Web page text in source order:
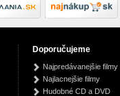
Phantom
Jo Nesbo
€ 7.12
Minor
Doporučujeme
Najpredávanejšie filmy
Najlacnejšie filmy
Hudobné CD a DVD